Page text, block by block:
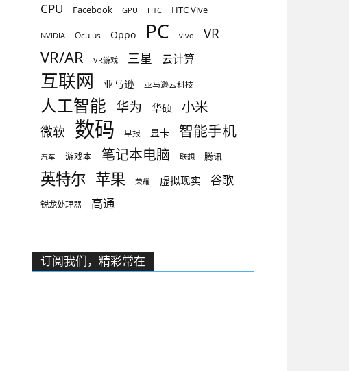
CPU Facebook GPU HTC HTC Vive
NVIDIA Oculus Oppo PC vivo VR
VR/AR VR游戏 三星 云计算
互联网 亚马逊 亚马逊云科技
人工智能 华为 华硕 小米
微软 数码 早报 显卡 智能手机
汽车 游戏本 笔记本电脑 联想 腾讯
英特尔 苹果 荣耀 虚拟现实 谷歌
锐龙处理器 高通
订阅我们，精彩常在